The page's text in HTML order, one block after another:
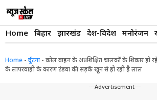
content
Home बिहार झारखंड देश-विदेश मनोरंजन
Home - दुर्घटना - कोल वाहन के अप्रशिक्षित चालकों के शिकार हो
के लापरवाही के कारण टंडवा की सड़कें खून से हो रही है लाल
---Advertisement---